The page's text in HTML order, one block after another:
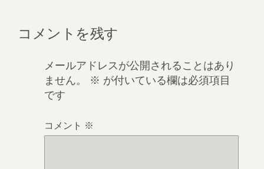
コメントを残す
メールアドレスが公開されることはあり
ません。
※ が付いている欄は必須項目
です
コメント ※